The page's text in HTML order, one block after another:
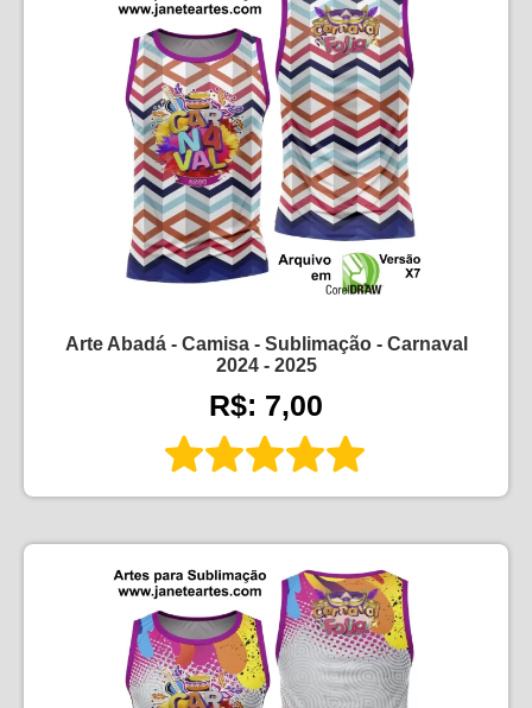
Arte Abadá - Camisa - Sublimação - Carnaval
2024 - 2025
R$: 7,00